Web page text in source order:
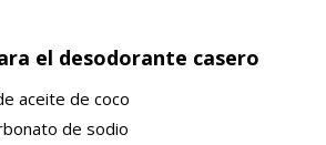
el desodorante casero
aceite de coco
de sodio